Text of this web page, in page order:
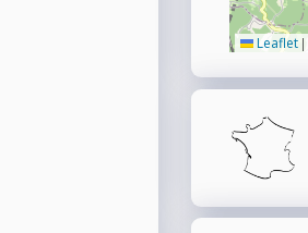
Leaflet |